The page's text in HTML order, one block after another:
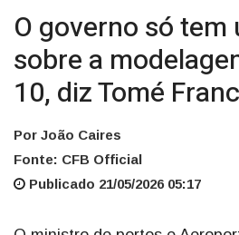
O governo só
sobre a
10, diz Tomé
Por João Caires
Fonte: CFB Official
Publicado 21/05/2026 05:17